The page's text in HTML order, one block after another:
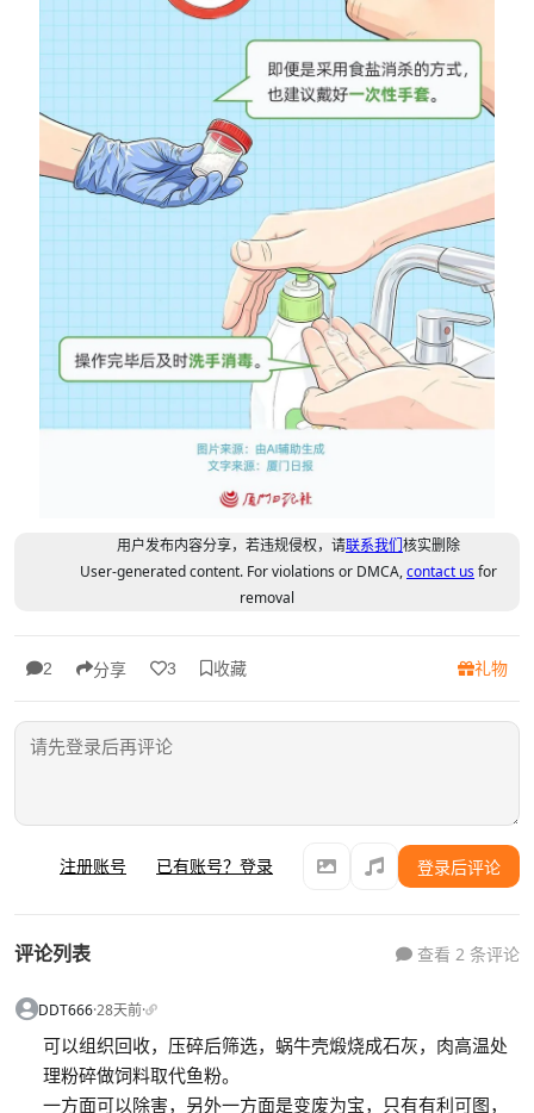
用户发布内容分享，若违规侵权，请联系我们核实删除
User-generated content. For violations or DMCA,contact usfor
removal
2 分享 3 收藏 礼物
注册账号 已有账号？登录 登录后评论
评论列表 查看 2 条评论
DDT666·28天前·
可以组织回收，压碎后筛选，蜗牛壳煅烧成石灰，肉高温处
理粉碎做饲料取代鱼粉。
一方面可以除害，另外一方面是变废为宝，只有有利可图，